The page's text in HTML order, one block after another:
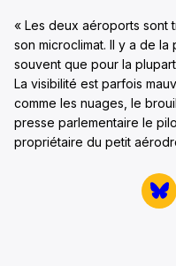
« Les deux aéroports sont
son microclimat. Il y a de
souvent que pour la
La visibilité est parfois
comme les nuages, le
presse parlementaire le
propriétaire du petit